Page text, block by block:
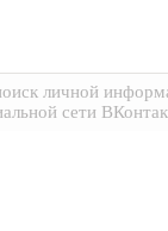
личной
сети